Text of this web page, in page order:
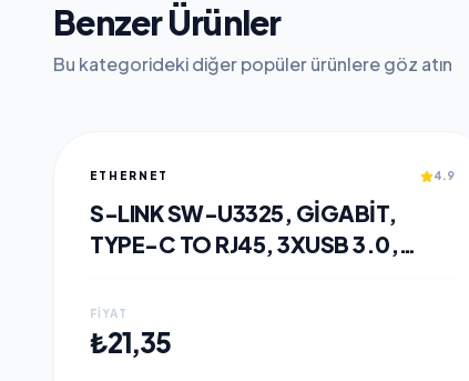
Benzer Ürünler
Bu kategorideki diğer popüler ürünlere göz atın
ETHERNET 4.9
S-LINK SW-U3325, GIGABIT,
TYPE-C TO RJ45, 3XUSB 3.0,
FIYAT
₺21,35